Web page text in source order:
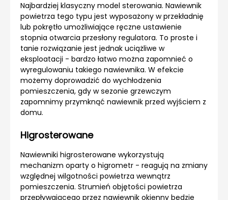
Najbardziej klasyczny model sterowania. Nawiewnik
powietrza tego typu jest wyposażony w przekładnię
lub pokrętło umożliwiające ręczne ustawienie
stopnia otwarcia przesłony regulatora. To proste i
tanie rozwiązanie jest jednak uciążliwe w
eksploatacji - bardzo łatwo można zapomnieć o
wyregulowaniu takiego nawiewnika. W efekcie
możemy doprowadzić do wychłodzenia
pomieszczenia, gdy w sezonie grzewczym
zapomnimy przymknąć nawiewnik przed wyjściem z
domu.
Higrosterowane
Nawiewniki higrosterowane wykorzystują
mechanizm oparty o higrometr - reagują na zmiany
względnej wilgotności powietrza wewnątrz
pomieszczenia. Strumień objętości powietrza
przepływającego przez nawiewnik okienny będzie